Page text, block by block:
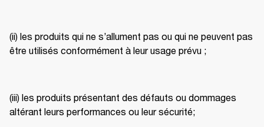
(ii) les produits qui ne s’allument pas ou qui ne peuvent pas
être utilisés conformément à leur usage prévu ;
(iii) les produits présentant des défauts ou dommages
altérant leurs performances ou leur sécurité;